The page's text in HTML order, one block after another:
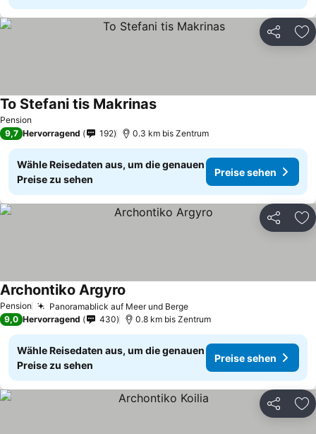
Teilen
Pension
To Stefani tis Makrinas
9,7 Hervorragend 192 0.3 km bis Zentrum
Wähle Reisedaten aus, um die genauen
Preise zu sehen
Preise sehen
Teilen
Pension Panoramablick auf Meer und Berge
Archontiko Argyro
9,0 Hervorragend 430 0.8 km bis Zentrum
Wähle Reisedaten aus, um die genauen
Preise zu sehen
Preise sehen
Teilen